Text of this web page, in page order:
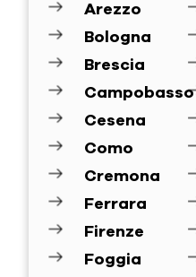
Arezzo
Bologna
Brescia
Campobasso
Cesena
Como
Cremona
Ferrara
Firenze
Foggia